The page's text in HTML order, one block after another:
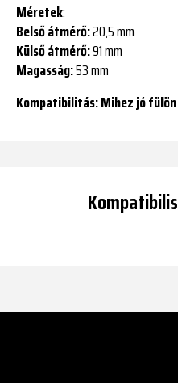
Méretek:
Belső átmérő:20,5 mm
Külső átmérő:91 mm
Magasság:53 mm
Kompatibilitás: Mihez jó